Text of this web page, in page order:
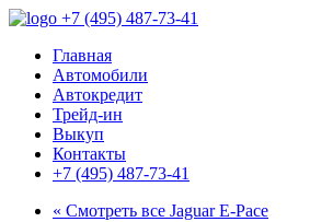
+7 (495) 487-73-41
Главная
Автомобили
Автокредит
Трейд-ин
Выкуп
Контакты
+7 (495) 487-73-41
« Смотреть все Jaguar E-Pace